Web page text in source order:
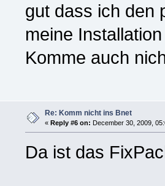
gut dass ich den
meine
Komme auch
Re: Komm nicht ins Bnet
« Reply #6 on: December 30, 2009,
Da ist das